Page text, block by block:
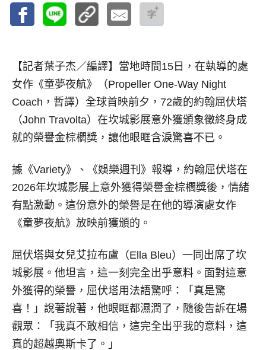
【記者葉子杰／編譯】 當地時間15日，在執導的處
女作《童夢夜航》（Propeller One-Way Night
Coach，暫譯）全球首映前夕，72歲的約翰屈伏塔
（John Travolta）在坎城影展意外獲頒象徵終身成
就的榮譽金棕櫚獎，讓他眼眶含淚驚喜不已。
據《Variety》、《娛樂週刊》報導，約翰屈伏塔在
2026年坎城影展上意外獲得榮譽金棕櫚獎後，情緒
有點激動。這份意外的榮譽是在他的導演處女作
《童夢夜航》放映前獲頒的。
屈伏塔與女兒艾拉布盧（Ella Bleu）一同出席了坎
城影展。他坦言，這一刻完全出乎意料。面對這意
外獲得的榮譽，屈伏塔用法語驚呼：「真是驚
喜！」說著說著，他眼眶都濕潤了，隨後告訴在場
觀眾：「我真不敢相信，這完全出乎我的意料，這
真的超越奧斯卡了。」